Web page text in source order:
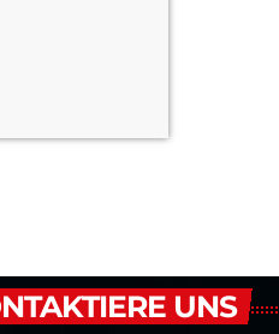
UNS